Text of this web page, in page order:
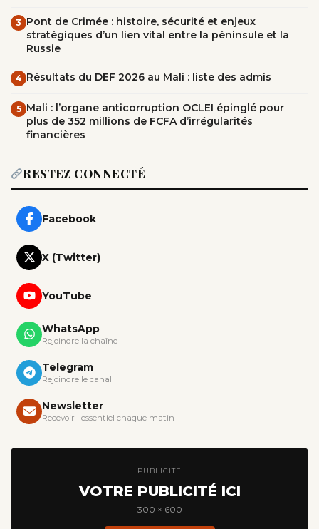
3 Pont de Crimée : histoire, sécurité et enjeux
stratégiques d’un lien vital entre la péninsule et la
Russie
4 Résultats du DEF 2026 au Mali : liste des admis
5 Mali : l’organe anticorruption OCLEI épinglé pour
plus de 352 millions de FCFA d’irrégularités
financières
RESTEZ CONNECTÉ
Facebook
X (Twitter)
YouTube
WhatsApp
Rejoindre la chaîne
Telegram
Rejoindre le canal
Newsletter
Recevoir l'essentiel chaque matin
PUBLICITÉ
VOTRE PUBLICITÉ ICI
300 × 600